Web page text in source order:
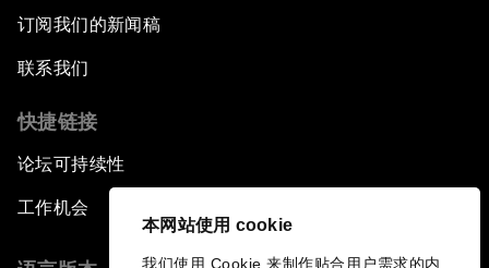
本网站使用 cookie
我们使用 Cookie 来制作贴合用户需求的内
订阅我们的新闻稿
联系我们
快捷链接
论坛可持续性
工作机会